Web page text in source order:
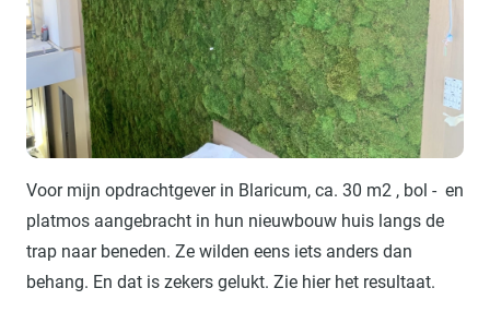
Voor mijn opdrachtgever in Blaricum, ca. 30 m2 , bol - en
platmos aangebracht in hun nieuwbouw huis langs de
trap naar beneden. Ze wilden eens iets anders dan
behang. En dat is zekers gelukt. Zie hier het resultaat.